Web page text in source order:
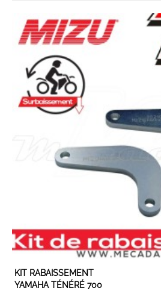
KIT RABAISSEMENT
YAMAHA TÉNÉRÉ 700